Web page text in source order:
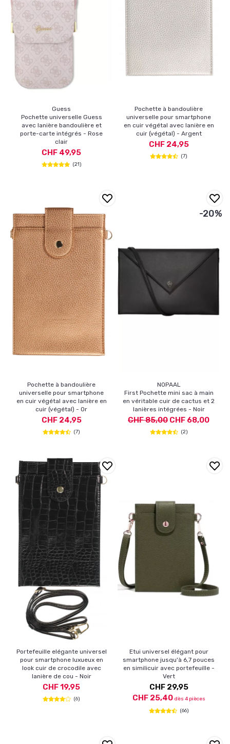
Guess
Pochette universelle Guess
avec lanière bandoulière et
porte-carte intégrés - Rose
clair
CHF 49,95
(21)
Pochette à bandoulière
universelle pour smartphone
en cuir végétal avec lanière en
cuir (végétal) - Argent
CHF 24,95
(7)
Pochette à bandoulière
universelle pour smartphone
en cuir végétal avec lanière en
cuir (végétal) - Or
CHF 24,95
(7)
NOPAAL
First Pochette mini sac à main
en véritable cuir de cactus et 2
lanières intégrées - Noir
CHF 85,00 CHF 68,00
(2)
-20%
Portefeuille elégante universel
pour smartphone luxueux en
look cuir de crocodile avec
lanière de cou - Noir
CHF 19,95
(6)
Etui universel élégant pour
smartphone jusqu'à 6,7 pouces
en similicuir avec portefeuille -
Vert
CHF 29,95
CHF 25,40 dès 4 pièces
(66)